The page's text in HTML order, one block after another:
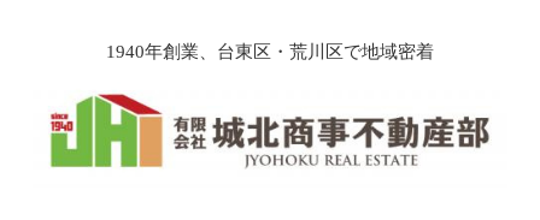
1940年創業、台東区・荒川区で地域密着